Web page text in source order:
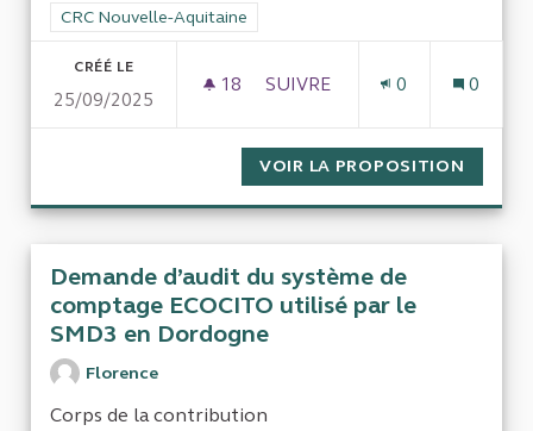
Filtrer les résultats pour le secteur : CRC Nouvelle-Aquitaine
CRC Nouvelle-Aquitaine
CRÉÉ LE
25/09/2025
18 18 ABONNÉS
SUIVRE
0 0
VOIR LA PROPOSITION
Demande d’audit du système de
comptage ECOCITO utilisé par le
SMD3 en Dordogne
Florence
Corps de la contribution